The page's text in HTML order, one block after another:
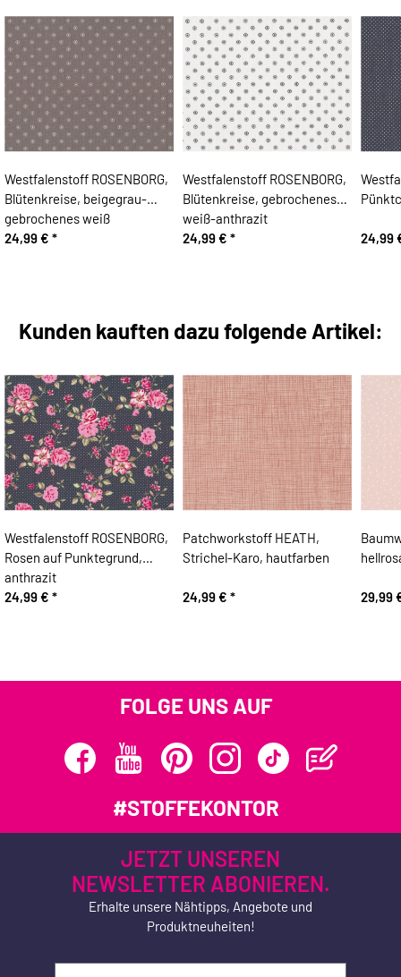
Westfalenstoff ROSENBORG,
Blütenkreise, beigegrau-
gebrochenes weiß
24,99 € *
Westfalenstoff ROSENBORG,
Blütenkreise, gebrochenes
weiß-anthrazit
24,99 € * 24,99
Kunden kauften dazu folgende Artikel:
Westfalenstoff ROSENBORG,
Rosen auf Punktegrund,
anthrazit
24,99 € *
Patchworkstoff HEATH,
Strichel-Karo, hautfarben
24,99 € * 29,99
FOLGE UNS AUF
#STOFFEKONTOR
JETZT UNSEREN
NEWSLETTER ABONIEREN.
Erhalte unsere Nähtipps, Angebote und
Produktneuheiten!